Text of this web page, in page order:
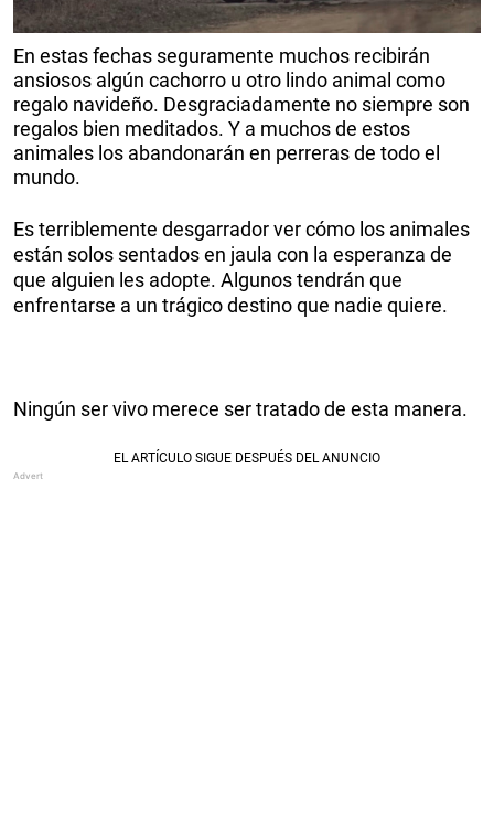
En estas fechas seguramente muchos recibirán
ansiosos algún cachorro u otro lindo animal como
regalo navideño. Desgraciadamente no siempre son
regalos bien meditados. Y a muchos de estos
animales los abandonarán en perreras de todo el
mundo.
Es terriblemente desgarrador ver cómo los animales
están solos sentados en jaula con la esperanza de
que alguien les adopte. Algunos tendrán que
enfrentarse a un trágico destino que nadie quiere.
Ningún ser vivo merece ser tratado de esta manera.